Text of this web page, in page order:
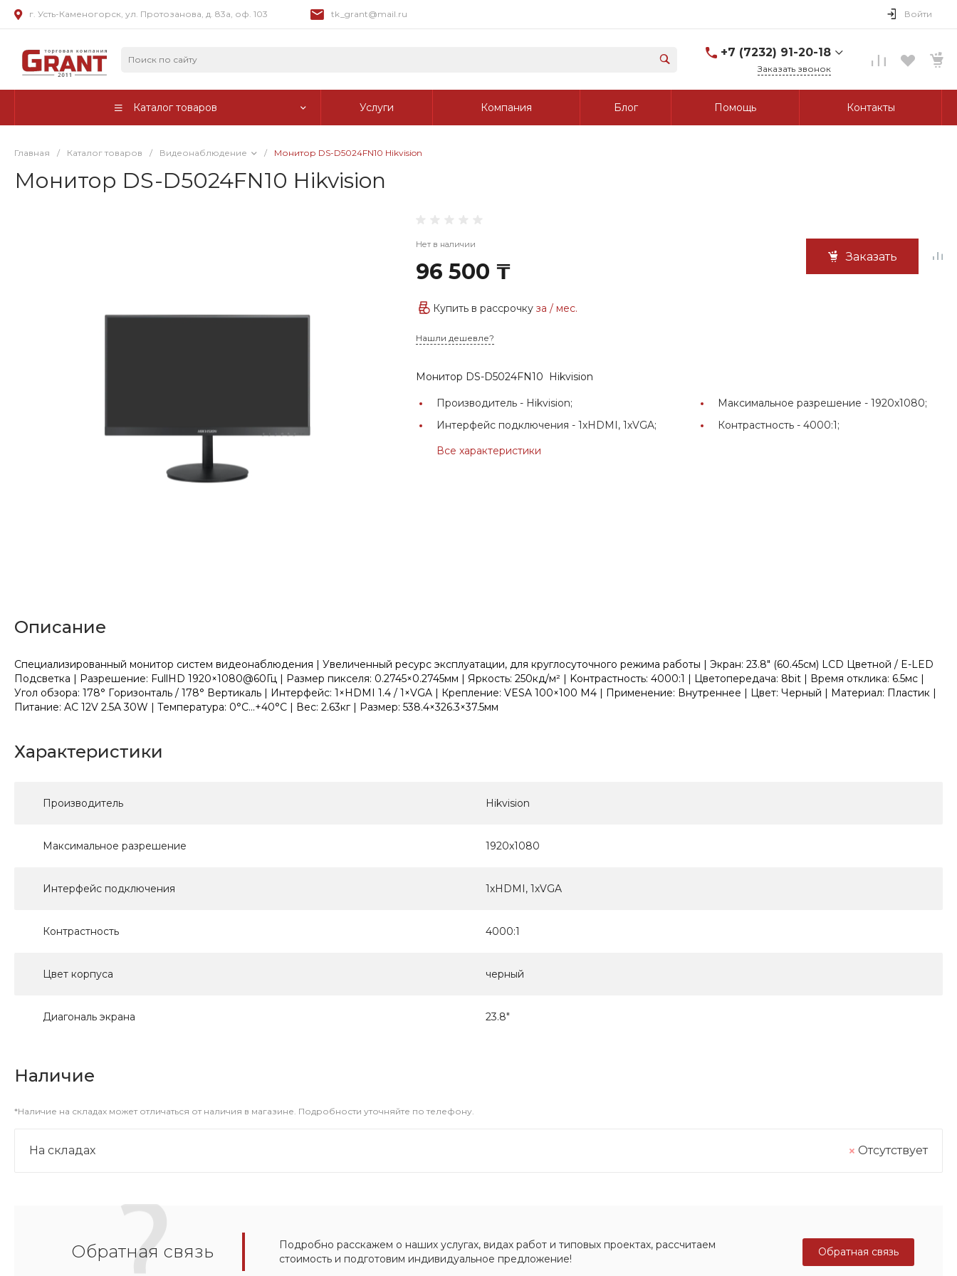
г. Усть-Каменогорск, ул. Протозанова, д. 83а, оф. 103 tk_grant@mail.ru Войти
+7 (7232) 91-20-18
г. Усть-Каменогорск, ул.
Заказать звонок
Каталог товаров Услуги Компания Блог Помощь Контакты
Главная / Каталог товаров / Видеонаблюдение / Монитор DS-D5024FN10 Hikvision
Монитор DS-D5024FN10 Hikvision
Нет в наличии
96 500 ₸
Заказать
Купить в рассрочкуза/ мес.
Нашли дешевле?
Монитор DS-D5024FN10 Hikvision
Производитель - Hikvision; Максимальное разрешение -1920x1080;
Интерфейс подключения -1хHDMI, 1хVGA; Контрастность -4000:1;
Все характеристики
Описание
Специализированный монитор систем видеонаблюдения | Увеличенный ресурс эксплуатации, для круглосуточного режима работы | Экpaн: 23.8" (60.45см) LCD Цветной / E-LED
Подсветка | Разрешение: FullHD 1920×1080@60Гц | Рaзмep пикceля: 0.2745×0.2745мм | Яpкocть: 250кд/м² | Koнтpacтнocть: 4000:1 | Цвeтопередача: 8bit | Вpeмя oткликa: 6.5мc |
Угoл oбзopa: 178° Гopизoнтaль / 178° Вepтикaль | Интерфейс: 1×HDMI 1.4 / 1×VGA | Крепление: VESA 100×100 M4 | Применение: Внутреннее | Цвет: Черный | Материал: Пластик |
Питание: AC 12V 2.5А 30W | Температура: 0°C...+40°C | Вес: 2.63кг | Размер: 538.4×326.3×37.5мм
Характеристики
Производитель Hikvision
Максимальное разрешение 1920x1080
Интерфейс подключения 1хHDMI, 1хVGA
Контрастность 4000:1
Цвет корпуса черный
Диагональ экрана 23.8"
Наличие
*Наличие на складах может отличаться от наличия в магазине. Подробности уточняйте по телефону.
На складах Отсутствует
Обратная связь
Подробно расскажем о наших услугах, видах работ и типовых проектах, рассчитаем
стоимость и подготовим индивидуальное предложение!
Обратная связь